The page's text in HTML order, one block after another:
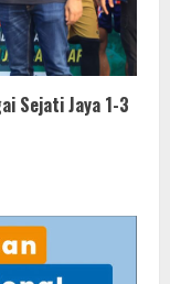
Sejati Jaya 1-3